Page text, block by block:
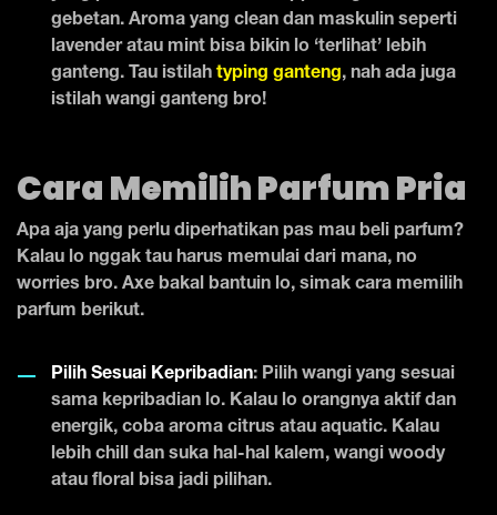
gebetan. Aroma yang clean dan maskulin seperti
lavender atau mint bisa bikin lo ‘terlihat’ lebih
ganteng. Tau istilah typing ganteng, nah ada juga
istilah wangi ganteng bro!
Cara Memilih Parfum Pria
Apa aja yang perlu diperhatikan pas mau beli parfum?
Kalau lo nggak tau harus memulai dari mana, no
worries bro. Axe bakal bantuin lo, simak cara memilih
parfum berikut.
Pilih Sesuai Kepribadian: Pilih wangi yang sesuai
sama kepribadian lo. Kalau lo orangnya aktif dan
energik, coba aroma citrus atau aquatic. Kalau
lebih chill dan suka hal-hal kalem, wangi woody
atau floral bisa jadi pilihan.